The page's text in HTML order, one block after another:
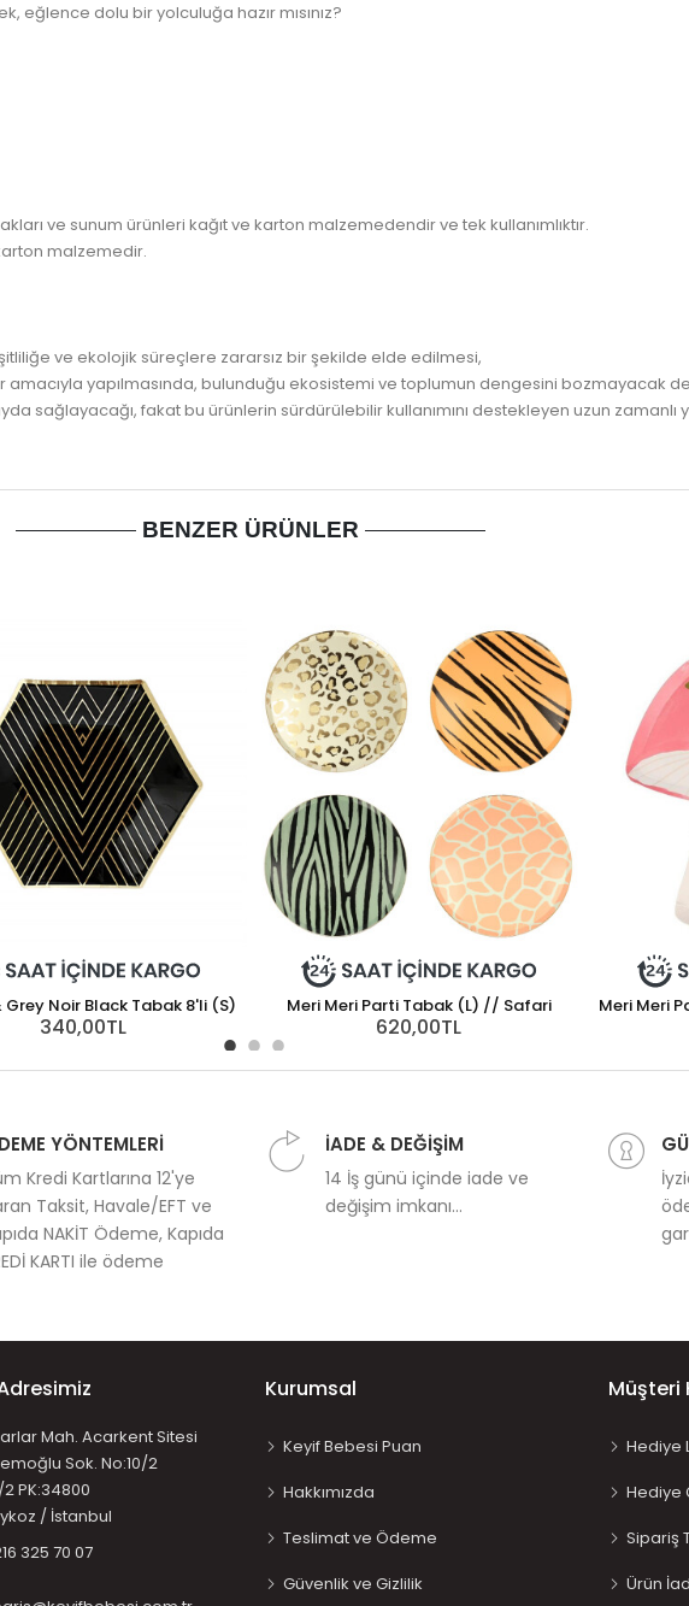
eğlence dolu bir yolculuğa hazır mısınız?
ve sunum ürünleri kağıt ve karton malzemedendir ve tek kullanımlıktır.
malzemedir.
ve ekolojik süreçlere zararsız bir şekilde elde edilmesi,
yapılmasında, bulunduğu ekosistemi ve toplumun dengesini bozmayacak
sağlayacağı, fakat bu ürünlerin sürdürülebilir kullanımını destekleyen uzun zamanlı
BENZER ÜRÜNLER
Grey Noir Black Tabak 8'li (S)
340,00TL
Meri Meri Parti Tabak (L) // Safari
620,00TL
Meri Meri
YÖNTEMLERİ
Kredi Kartlarına 12'ye
Taksit, Havale/EFT ve
NAKİT Ödeme, Kapıda
KARTI ile ödeme
İADE & DEĞİŞİM
14 İş günü içinde iade ve
değişim imkanı...
Mah. Acarkent Sitesi
Sok. No:10/2
2 PK:34800
/ İstanbul
325 70 07
Kurumsal
Keyif Bebesi Puan
Hakkımızda
Teslimat ve Ödeme
Güvenlik ve Gizlilik
Müşteri
Hediye
Hediye
Sipariş
Ürün